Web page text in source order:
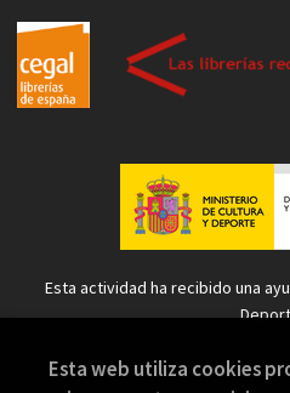
Esta actividad ha recibido una
Esta web utiliza cookies